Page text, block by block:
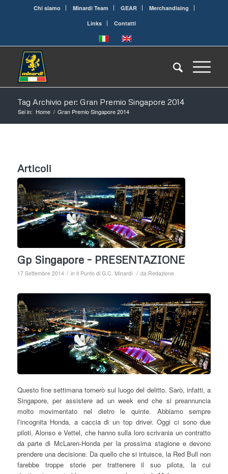
Chi siamo Minardi Team GEAR
Merchandising
Links
Contatti
Tag Archivio per: Gran Premio Singapore 2014
Sei in: Home / Gran Premio Singapore 2014
Articoli
Gp Singapore – PRESENTAZIONE
17 Settembre 2014 / in Il Punto di G.C. Minardi / da Redazione
Questo fine settimana tornerò sul luogo del delitto. Sarò, infatti, a
Singapore, per assistere ad un week end che si preannuncia
molto movimentato nel dietro le quinte. Abbiamo sempre
l’incognita Honda, a caccia di un top driver. Oggi ci sono due
piloti, Alonso e Vettel, che hanno sulla loro scrivania un contratto
da parte di McLaren-Honda per la prossima stagione e devono
prendere una decisione. Da quello che si intuisce, la Red Bull non
farebbe troppe storie per trattenere il suo pilota, la cui